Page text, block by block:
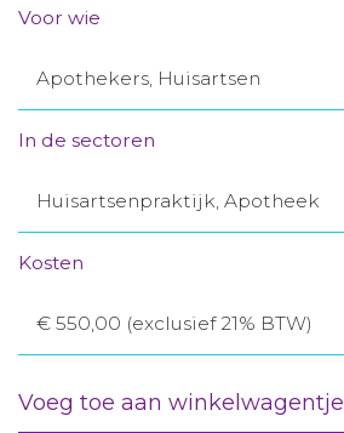
Aanmelden nieuwsbrief
Inloggen
Voor wie
Apothekers, Huisartsen
In de sectoren
Huisartsenpraktijk, Apotheek
Kosten
€ 550,00 (exclusief 21% BTW)
Voeg toe aan winkelwagentje